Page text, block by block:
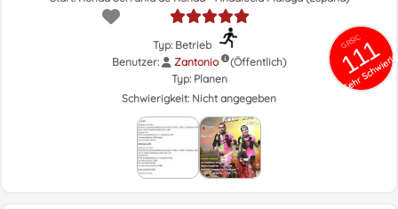
GRSIC
111
Sehr
Typ: Betrieb
Benutzer:
Zantonio
(Öffentlich)
Typ: Planen
Schwierigkeit: Nicht angegeben